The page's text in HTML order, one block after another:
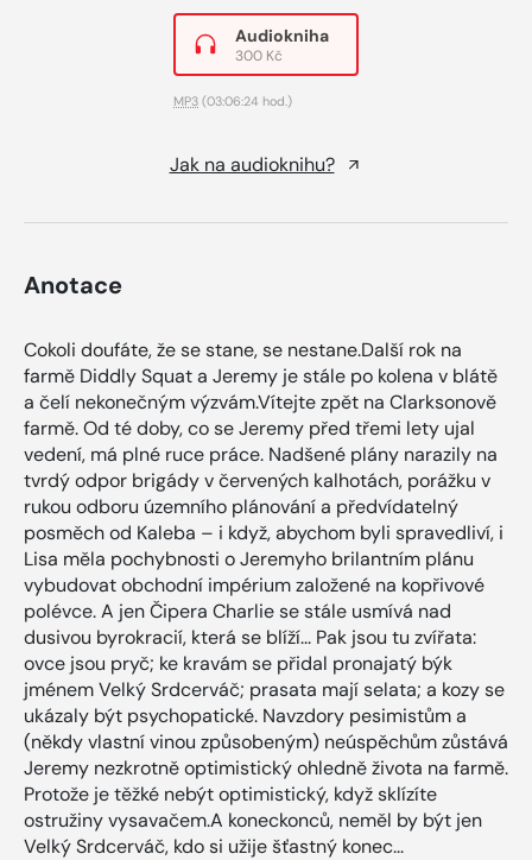
Audiokniha
300 Kč
MP3 (03:06:24 hod.)
Jak na audioknihu?
Anotace
Cokoli doufáte, že se stane, se nestane.Další rok na
farmě Diddly Squat a Jeremy je stále po kolena v blátě
a čelí nekonečným výzvám.Vítejte zpět na Clarksonově
farmě. Od té doby, co se Jeremy před třemi lety ujal
vedení, má plné ruce práce. Nadšené plány narazily na
tvrdý odpor brigády v červených kalhotách, porážku v
rukou odboru územního plánování a předvídatelný
posměch od Kaleba – i když, abychom byli spravedliví, i
Lisa měla pochybnosti o Jeremyho brilantním plánu
vybudovat obchodní impérium založené na kopřivové
polévce. A jen Čipera Charlie se stále usmívá nad
dusivou byrokracií, která se blíží... Pak jsou tu zvířata:
ovce jsou pryč; ke kravám se přidal pronajatý býk
jménem Velký Srdcerváč; prasata mají selata; a kozy se
ukázaly být psychopatické. Navzdory pesimistům a
(někdy vlastní vinou způsobeným) neúspěchům zůstává
Jeremy nezkrotně optimistický ohledně života na farmě.
Protože je těžké nebýt optimistický, když sklízíte
ostružiny vysavačem.A koneckonců, neměl by být jen
Velký Srdcerváč, kdo si užije šťastný konec...